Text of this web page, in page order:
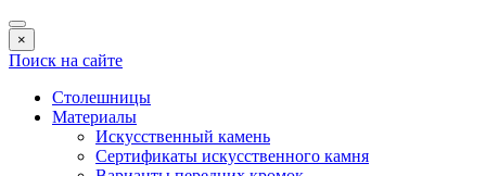
×
Поиск на сайте
Столешницы
Материалы
Искусственный камень
Сертификаты искусственного камня